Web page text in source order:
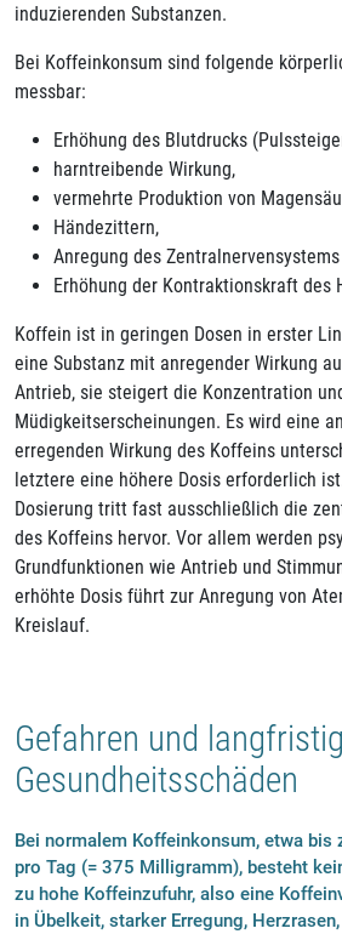
induzierenden Substanzen.
Bei Koffeinkonsum sind folgende
messbar:
Erhöhung des Blutdrucks
harntreibende Wirkung,
vermehrte Produktion von
Händezittern,
Anregung des
Erhöhung der Kontraktionskraft des
Koffein ist in geringen Dosen in erster
eine Substanz mit anregender Wirkung
Antrieb, sie steigert die Konzentration
Müdigkeitserscheinungen. Es wird eine
erregenden Wirkung des Koffeins
letztere eine höhere Dosis erforderlich
Dosierung tritt fast ausschließlich die
des Koffeins hervor. Vor allem werden
Grundfunktionen wie Antrieb und
erhöhte Dosis führt zur Anregung von
Kreislauf.
Gefahren und
Gesundheitsschäden
Bei normalem Koffeinkonsum, etwa bis
pro Tag (= 375 Milligramm), besteht
zu hohe Koffeinzufuhr, also eine
in Übelkeit, starker Erregung,